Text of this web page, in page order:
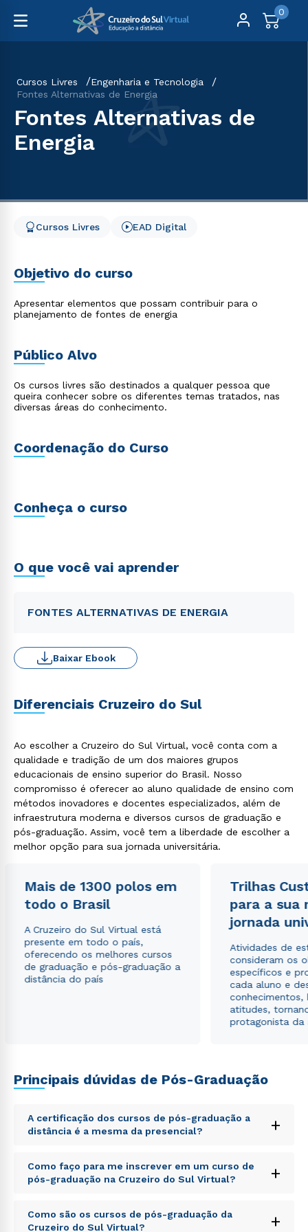
0
Cursos Livres
Engenharia e Tecnologia
Fontes Alternativas de Energia
Fontes Alternativas de
Energia
Cursos Livres EAD Digital
Objetivo do curso
Apresentar elementos que possam contribuir para o
planejamento de fontes de energia
Público Alvo
Os cursos livres são destinados a qualquer pessoa que
queira conhecer sobre os diferentes temas tratados, nas
diversas áreas do conhecimento.
Coordenação do Curso
Conheça o curso
O que você vai aprender
FONTES ALTERNATIVAS DE ENERGIA
Baixar Ebook
Diferenciais Cruzeiro do Sul
Ao escolher a Cruzeiro do Sul Virtual, você conta com a
qualidade e tradição de um dos maiores grupos
educacionais de ensino superior do Brasil. Nosso
compromisso é oferecer ao aluno qualidade de ensino com
métodos inovadores e docentes especializados, além de
infraestrutura moderna e diversos cursos de graduação e
pós-graduação. Assim, você tem a liberdade de escolher a
melhor opção para sua jornada universitária.
Mais de 1300 polos em
todo o Brasil
A Cruzeiro do Sul Virtual está
presente em todo o país,
oferecendo os melhores cursos
de graduação e pós-graduação a
distância do país
Trilhas
para a sua
jornada
Atividades de
consideram os
específicos e
cada aluno e
conhecimentos,
atitudes,
protagonista da
Principais dúvidas de Pós-Graduação
A certificação dos cursos de pós-graduação a
distância é a mesma da presencial?
+
Sed ut perspiciatis unde omnis iste natus error sit
voluptatem accusantium doloremque laudantium,
totam rem aperiam, eaque ipsa quae ab illo inventore
explicabo. Nemo enim ipsam voluptatem quia
voluptas sit aspernatur aut odit aut fugit, sed quia
Como faço para me inscrever em um curso de
pós-graduação na Cruzeiro do Sul Virtual?
+
Sed ut perspiciatis unde omnis iste natus error sit
voluptatem accusantium doloremque laudantium,
Como são os cursos de pós-graduação da
Cruzeiro do Sul Virtual?
+
WhatsApp